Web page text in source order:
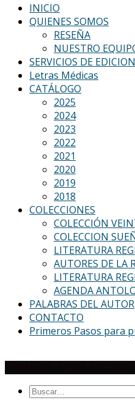
INICIO
QUIENES SOMOS
RESEÑA
NUESTRO
SERVICIOS DE EDICION
Letras Médicas
CATÁLOGO
2025
2024
2023
2022
2021
2020
2019
2018
COLECCIONES
COLECCIÓN
COLECCION
LITERATURA
AUTORES DE LA
LITERATURA
AGENDA
PALABRAS DEL AUTOR
CONTACTO
Primeros Pasos para
Buscar